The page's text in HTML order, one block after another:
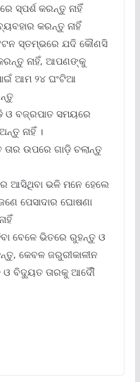
ସ୍ପର୍ଶ କରନ୍ତୁ ନାହିଁ
କରନ୍ତୁ ନାହିଁ
ସ୍ତମ୍ଭରେ ଯଦି କୌଣସି
କରନ୍ତୁ ନାହିଁ, ଆପଣଙ୍କୁ
ଆମ ୨୪ ଘଂଟିଆ
ଓ ବଜ୍ରପାତ ସମୟରେ
ନାହିଁ ।
ଉପରେ ଗାଡ଼ି ଚଲାନ୍ତୁ
ଆସିଥିବା ଭଳି ମନେ ହେଲେ
ପେସାଦାର ଘୋଷଣା
ବେଳେ ଭିତରେ ରୁହନ୍ତୁ ଓ
କେବଳ ଜରୁରୀକାଳୀନ
ଓ ବିଦ୍ୟୁତ ତାରକୁ ଆଦୌଁ